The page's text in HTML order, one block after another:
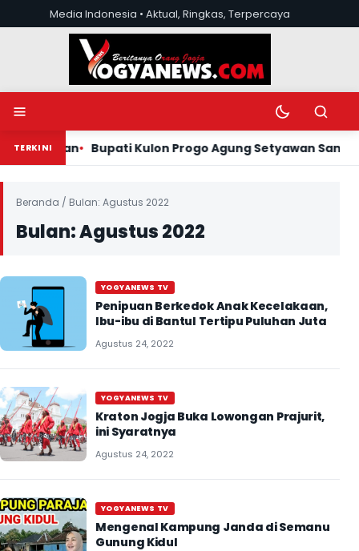
Lewati ke kontenMedia Indonesia • Aktual, Ringkas, Terpercaya
TERKINI
Bupati Kulon Progo Agung Setyawan Sambangi Masjid
Beranda / Bulan: Agustus 2022
Bulan:Agustus 2022
YOGYANEWS TV
Penipuan Berkedok Anak Kecelakaan,
Ibu-ibu di Bantul Tertipu Puluhan Juta
Agustus 24, 2022
YOGYANEWS TV
Kraton Jogja Buka Lowongan Prajurit,
ini Syaratnya
Agustus 24, 2022
YOGYANEWS TV
Mengenal Kampung Janda di Semanu
Gunung Kidul